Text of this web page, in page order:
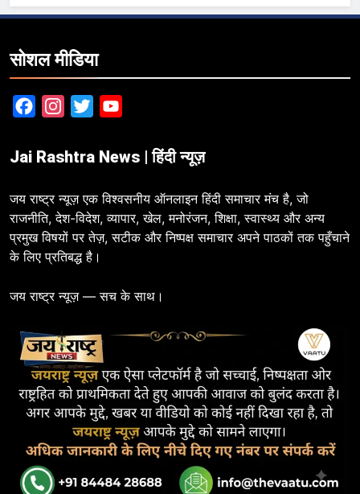
सोशल मीडिया
FacebookInstagram
Twitter
Jai Rashtra News | हिंदी न्यूज़
जय राष्ट्र न्यूज़ एक विश्वसनीय ऑनलाइन हिंदी समाचार मंच है, जो
राजनीति, देश-विदेश, व्यापार, खेल, मनोरंजन, शिक्षा, स्वास्थ्य और अन्य
प्रमुख विषयों पर तेज़, सटीक और निष्पक्ष समाचार अपने पाठकों तक पहुँचाने
के लिए प्रतिबद्ध है।
जय राष्ट्र न्यूज़ — सच के साथ।